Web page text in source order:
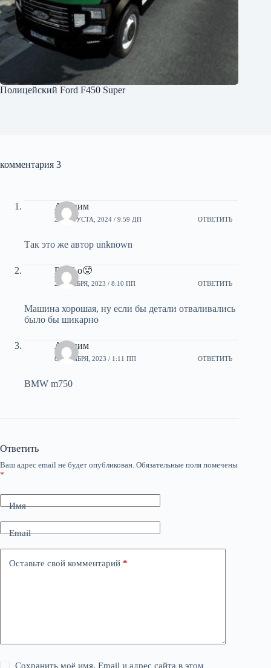
Полицейский Ford F450 Super
комментария 3
Аноним
20 АВГУСТА, 2024 / 9:59 ДП ОТВЕТИТЬ
Так это же автор unknown
PAbLo🥵
28 НОЯБРЯ, 2023 / 8:10 ПП ОТВЕТИТЬ
Машина хорошая, ну если бы детали отваливались
было бы шикарно
Аноним
8 ОКТЯБРЯ, 2023 / 1:11 ПП ОТВЕТИТЬ
BMW m750
Ответить
Ваш адрес email не будет опубликован. Обязательные поля помечены
*
Имя
Email
Оставьте свой комментарий *
Сохранить моё имя, Email и адрес сайта в этом